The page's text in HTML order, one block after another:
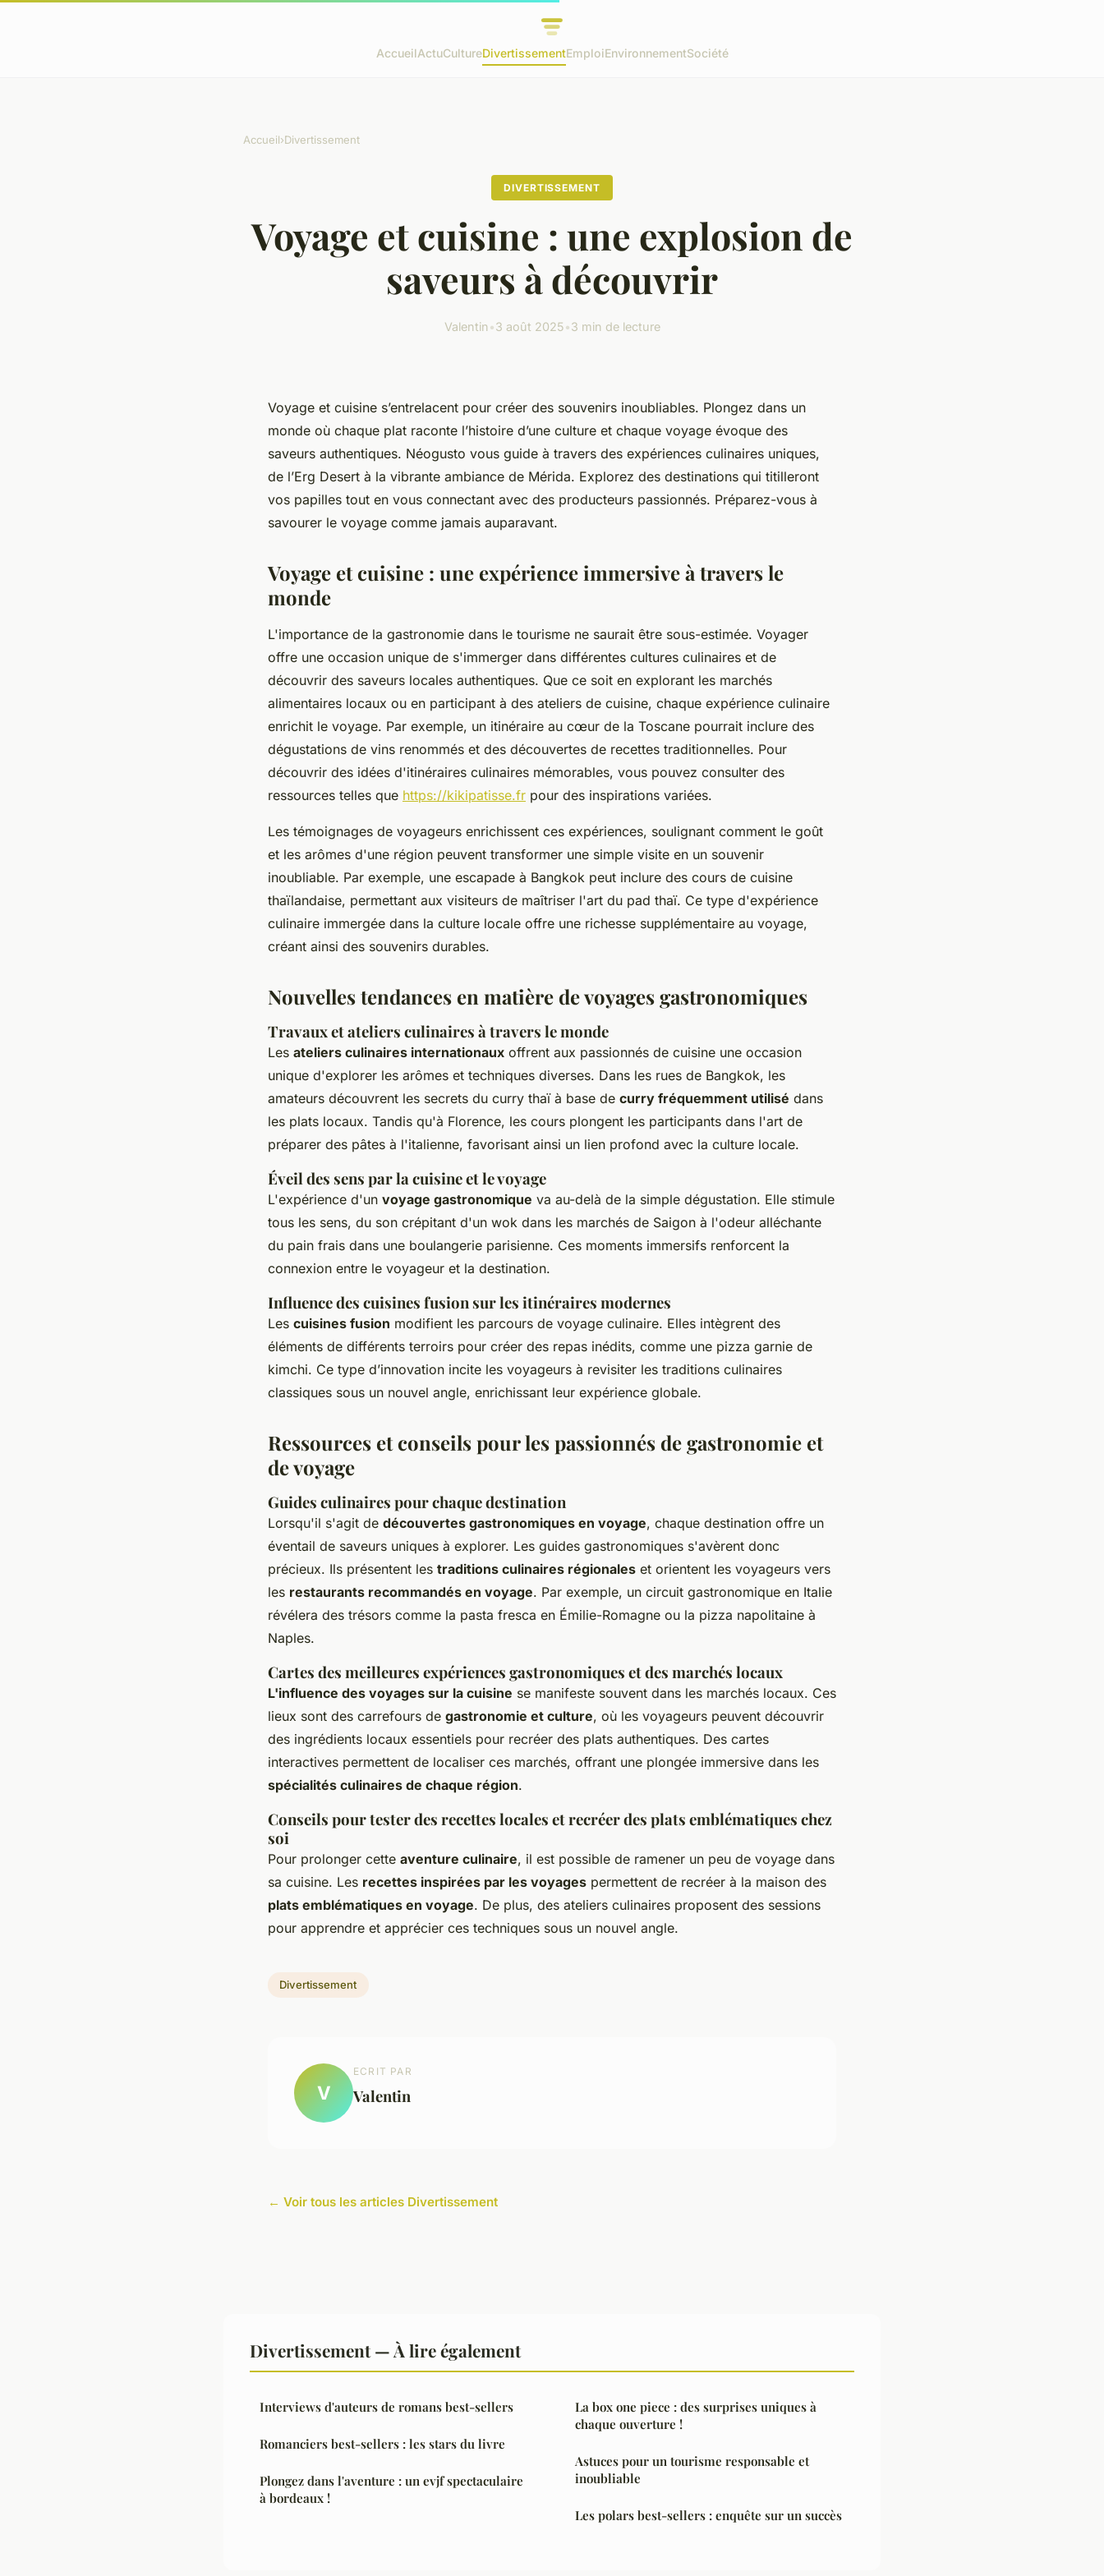
AccueilActuCultureDivertissementEmploiEnvironnementSociété
Accueil›Divertissement
DIVERTISSEMENT
Voyage et cuisine : une explosion de
saveurs à découvrir
Valentin•3 août 2025•3 min de lecture
Voyage et cuisine s’entrelacent pour créer des souvenirs inoubliables. Plongez dans un
monde où chaque plat raconte l’histoire d’une culture et chaque voyage évoque des
saveurs authentiques. Néogusto vous guide à travers des expériences culinaires uniques,
de l’Erg Desert à la vibrante ambiance de Mérida. Explorez des destinations qui titilleront
vos papilles tout en vous connectant avec des producteurs passionnés. Préparez-vous à
savourer le voyage comme jamais auparavant.
Voyage et cuisine : une expérience immersive à travers le
monde
L'importance de la gastronomie dans le tourisme ne saurait être sous-estimée. Voyager
offre une occasion unique de s'immerger dans différentes cultures culinaires et de
découvrir des saveurs locales authentiques. Que ce soit en explorant les marchés
alimentaires locaux ou en participant à des ateliers de cuisine, chaque expérience culinaire
enrichit le voyage. Par exemple, un itinéraire au cœur de la Toscane pourrait inclure des
dégustations de vins renommés et des découvertes de recettes traditionnelles. Pour
découvrir des idées d'itinéraires culinaires mémorables, vous pouvez consulter des
ressources telles que https://kikipatisse.fr pour des inspirations variées.
Les témoignages de voyageurs enrichissent ces expériences, soulignant comment le goût
et les arômes d'une région peuvent transformer une simple visite en un souvenir
inoubliable. Par exemple, une escapade à Bangkok peut inclure des cours de cuisine
thaïlandaise, permettant aux visiteurs de maîtriser l'art du pad thaï. Ce type d'expérience
culinaire immergée dans la culture locale offre une richesse supplémentaire au voyage,
créant ainsi des souvenirs durables.
Nouvelles tendances en matière de voyages gastronomiques
Travaux et ateliers culinaires à travers le monde
Les ateliers culinaires internationaux offrent aux passionnés de cuisine une occasion
unique d'explorer les arômes et techniques diverses. Dans les rues de Bangkok, les
amateurs découvrent les secrets du curry thaï à base de curry fréquemment utilisé dans
les plats locaux. Tandis qu'à Florence, les cours plongent les participants dans l'art de
préparer des pâtes à l'italienne, favorisant ainsi un lien profond avec la culture locale.
Éveil des sens par la cuisine et le voyage
L'expérience d'un voyage gastronomique va au-delà de la simple dégustation. Elle stimule
tous les sens, du son crépitant d'un wok dans les marchés de Saigon à l'odeur alléchante
du pain frais dans une boulangerie parisienne. Ces moments immersifs renforcent la
connexion entre le voyageur et la destination.
Influence des cuisines fusion sur les itinéraires modernes
Les cuisines fusion modifient les parcours de voyage culinaire. Elles intègrent des
éléments de différents terroirs pour créer des repas inédits, comme une pizza garnie de
kimchi. Ce type d’innovation incite les voyageurs à revisiter les traditions culinaires
classiques sous un nouvel angle, enrichissant leur expérience globale.
Ressources et conseils pour les passionnés de gastronomie et
de voyage
Guides culinaires pour chaque destination
Lorsqu'il s'agit de découvertes gastronomiques en voyage, chaque destination offre un
éventail de saveurs uniques à explorer. Les guides gastronomiques s'avèrent donc
précieux. Ils présentent les traditions culinaires régionales et orientent les voyageurs vers
les restaurants recommandés en voyage. Par exemple, un circuit gastronomique en Italie
révélera des trésors comme la pasta fresca en Émilie-Romagne ou la pizza napolitaine à
Naples.
Cartes des meilleures expériences gastronomiques et des marchés locaux
L'influence des voyages sur la cuisine se manifeste souvent dans les marchés locaux. Ces
lieux sont des carrefours de gastronomie et culture, où les voyageurs peuvent découvrir
des ingrédients locaux essentiels pour recréer des plats authentiques. Des cartes
interactives permettent de localiser ces marchés, offrant une plongée immersive dans les
spécialités culinaires de chaque région.
Conseils pour tester des recettes locales et recréer des plats emblématiques chez
soi
Pour prolonger cette aventure culinaire, il est possible de ramener un peu de voyage dans
sa cuisine. Les recettes inspirées par les voyages permettent de recréer à la maison des
plats emblématiques en voyage. De plus, des ateliers culinaires proposent des sessions
pour apprendre et apprécier ces techniques sous un nouvel angle.
Divertissement
V
ECRIT PAR
Valentin
← Voir tous les articles Divertissement
Divertissement — À lire également
Interviews d'auteurs de romans best-sellers
Romanciers best-sellers : les stars du livre
Plongez dans l'aventure : un evjf spectaculaire
à bordeaux !
La box one piece : des surprises uniques à
chaque ouverture !
Astuces pour un tourisme responsable et
inoubliable
Les polars best-sellers : enquête sur un succès